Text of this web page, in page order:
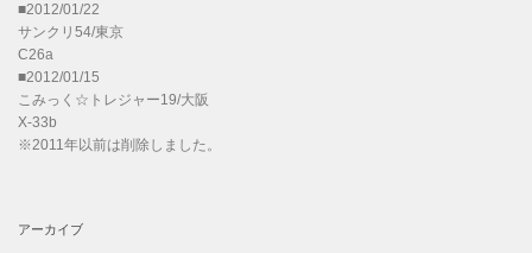
■2012/01/22
サンクリ54/東京
C26a
■2012/01/15
こみっく☆トレジャー19/大阪
X-33b
※2011年以前は削除しました。
アーカイブ